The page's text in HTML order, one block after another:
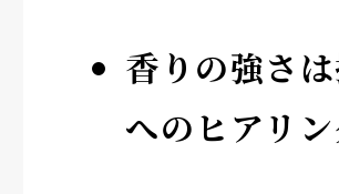
香りの強さ
へのヒアリ